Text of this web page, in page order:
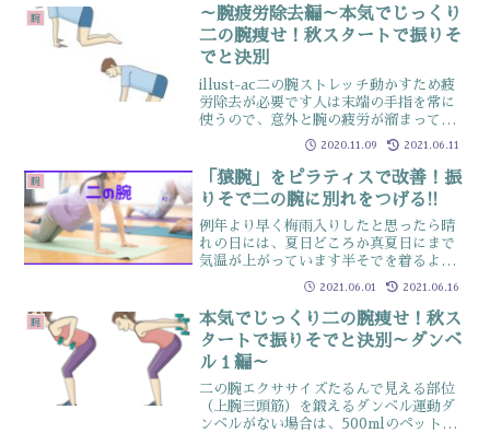
ティに”ノースリーブワンピース”を着
て参加したいから頑...
腕
～腕疲労除去編～本気でじっくり
二の腕痩せ！秋スタートで振りそ
でと決別
illust-ac二の腕ストレッチ動かすため疲
労除去が必要です人は末端の手指を常に
使うので、意外と腕の疲労が溜まってい
ますそれを抜くためのストレッチです肩
こりがヒドイ人は、このストレッチがツ
ライ人も多いので肩こり対策にも抜群の
効果やり方１．...
2020.11.09 2021.06.11
腕
「猿腕」をピラティスで改善！振
りそで二の腕に別れをつげる!!
例年より早く梅雨入りしたと思ったら晴
れの日には、夏日どころか真夏日にまで
気温が上がっています半そでを着るよう
になってくると春頃よりもさらに、二の
腕が氣になってきますね二の腕は、いま
まで何度も解説しているので今回はチョ
ット視点を変えて女性に多...
2021.06.01 2021.06.16
腕
本気でじっくり二の腕痩せ！秋ス
タートで振りそでと決別～ダンベ
ル１編～
二の腕エクササイズたるんで見える部位
（上腕三頭筋）を鍛えるダンベル運動ダ
ンベルがない場合は、500mlのペットボ